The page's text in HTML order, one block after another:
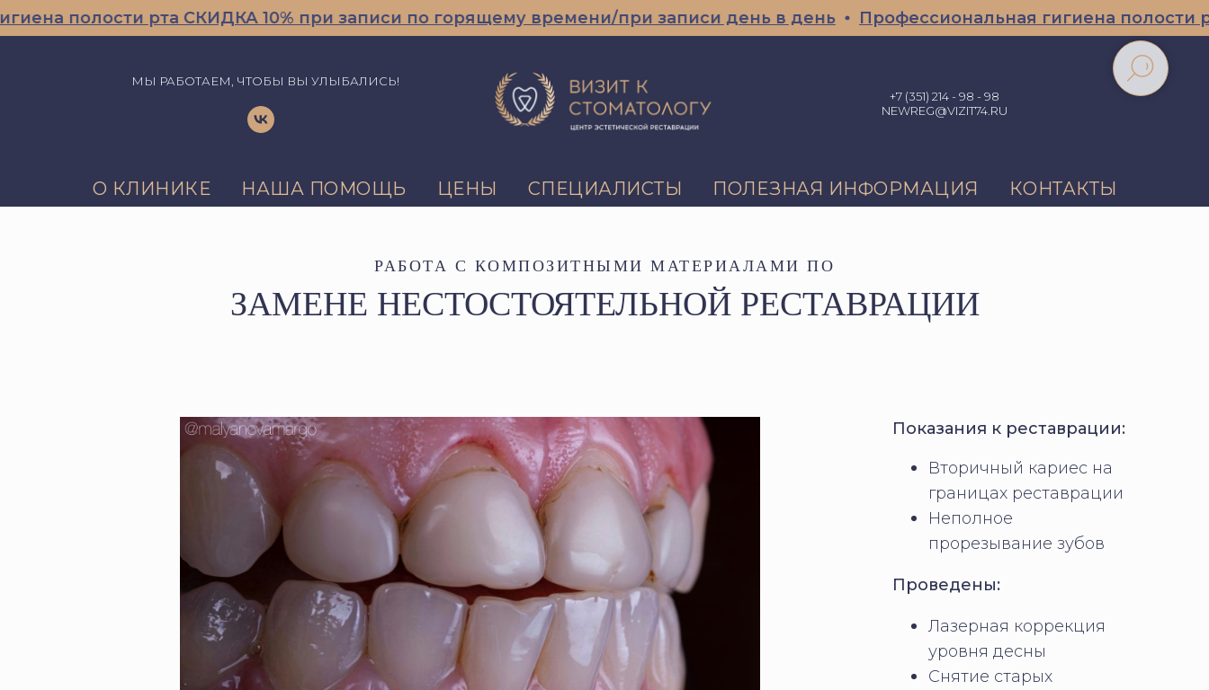
рта СКИДКА 10% при записи по горящему времени/при записи день в день Профессиональная гигиена полости рта
МЫ РАБОТАЕМ, ЧТОБЫ ВЫ УЛЫБАЛИСЬ!
+7 (351) 214 - 98 - 98
NEWREG@VIZIT74.RU
О КЛИНИКЕ НАША ПОМОЩЬ ЦЕНЫ СПЕЦИАЛИСТЫ ПОЛЕЗНАЯ ИНФОРМАЦИЯ КОНТАКТЫ
РАБОТА С КОМПОЗИТНЫМИ МАТЕРИАЛАМИ ПО
ЗАМЕНЕ НЕСТОСТОЯТЕЛЬНОЙ РЕСТАВРАЦИИ
Показания к реставрации:
Вторичный кариес на
границах реставрации
Неполное
прорезывание зубов
Проведены:
Лазерная коррекция
уровня десны
Снятие старых